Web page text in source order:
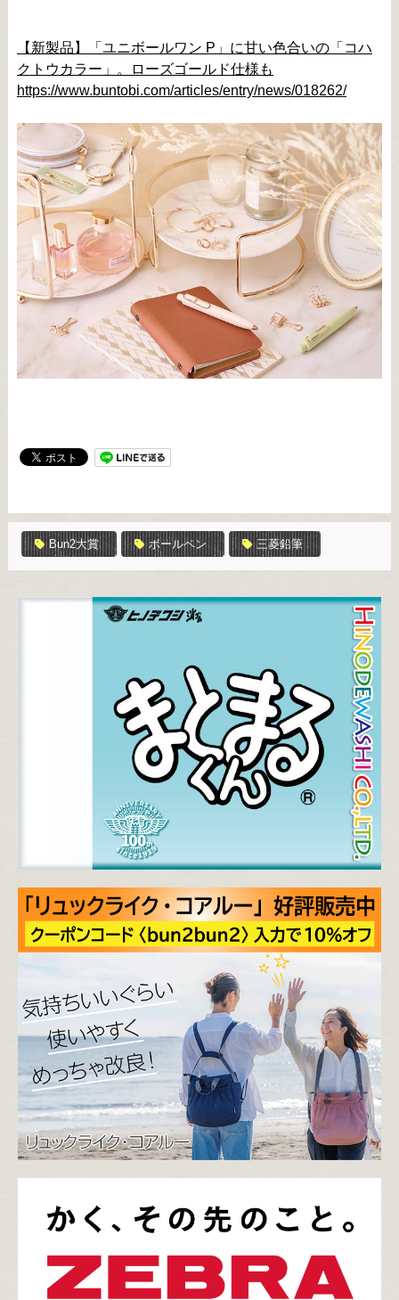
【新製品】「ユニボールワン P」に甘い色合いの「コハ
クトウカラー」。ローズゴールド仕様も
https://www.buntobi.com/articles/entry/news/018262/
Bun2大賞 ボールペン 三菱鉛筆